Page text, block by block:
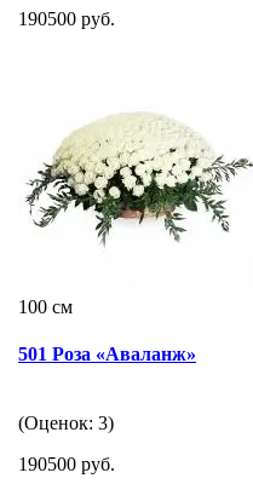
190500 руб.
100 см
501 Роза «Аваланж»
(Оценок: 3)
190500 руб.